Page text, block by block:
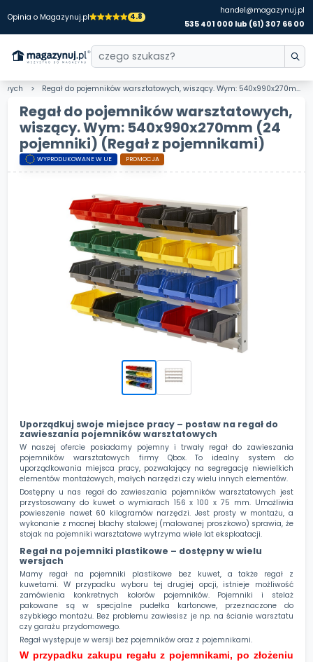
Opinia o Magazynuj.pl 4.8
handel@magazynuj.pl
535 401 000 lub (61) 307 66 00
Regał do pojemników warsztatowych, wiszący. Wym: 540x990x270mm (24 pojemniki)
Regał do pojemników warsztatowych,
wiszący. Wym: 540x990x270mm (24
pojemniki) (Regał z pojemnikami)
WYPRODUKOWANE W UE PROMOCJA
Uporządkuj swoje miejsce pracy – postaw na regał do
zawieszania pojemników warsztatowych
W naszej ofercie posiadamy pojemny i trwały regał do zawieszania
pojemników warsztatowych firmy Qbox. To idealny system do
uporządkowania miejsca pracy, pozwalający na segregację niewielkich
elementów montażowych, małych narzędzi czy wielu innych elementów.
Dostępny u nas regał do zawieszania pojemników warsztatowych jest
przystosowany do kuwet o wymiarach 156 x 100 x 75 mm. Umożliwia
powieszenie nawet 60 kilogramów narzędzi. Jest prosty w montażu, a
wykonanie z mocnej blachy stalowej (malowanej proszkowo) sprawia, że
stojak na pojemniki warsztatowe wytrzyma wiele lat eksploatacji.
Regał na pojemniki plastikowe – dostępny w wielu
wersjach
Mamy regał na pojemniki plastikowe bez kuwet, a także regał z
kuwetami. W przypadku wyboru tej drugiej opcji, istnieje możliwość
zamówienia konkretnych kolorów pojemników. Pojemniki i stelaż
pakowane są w specjalne pudełka kartonowe, przeznaczone do
szybkiego montażu. Bez problemu zawiesisz je np. na ścianie warsztatu
czy garażu przydomowego.
Regał występuje w wersji bez pojemników oraz z pojemnikami.
W przypadku zakupu regału z pojemnikami, po złożeniu